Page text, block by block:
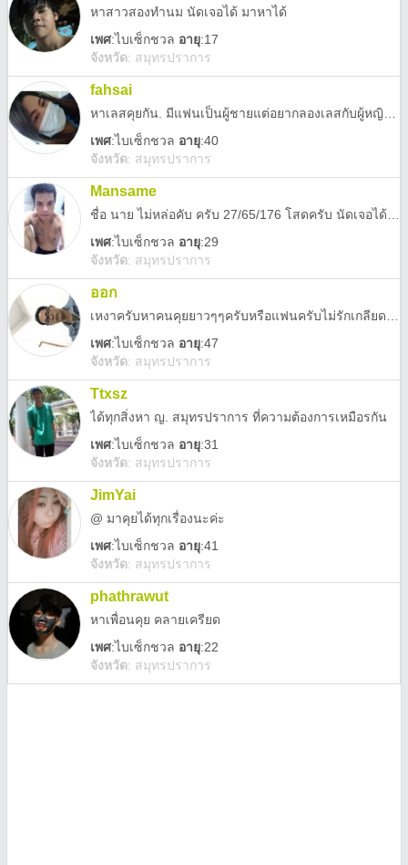
หาสาวสองทำนม นัดเจอได้ มาหาได้
เพศ:ไบเซ็กชวล อายุ:17
จังหวัด: สมุทรปราการ
fahsai
เพศ:ไบเซ็กชวล อายุ:40
จังหวัด: สมุทรปราการ
Mansame
เพศ:ไบเซ็กชวล อายุ:29
จังหวัด: สมุทรปราการ
ออก
เพศ:ไบเซ็กชวล อายุ:47
จังหวัด: สมุทรปราการ
Ttxsz
ได้ทุกสิ่งหา ญ. สมุทรปราการ ที่ความต้องการเหมือรกัน
เพศ:ไบเซ็กชวล อายุ:31
จังหวัด: สมุทรปราการ
JimYai
@ มาคุยได้ทุกเรื่องนะค่ะ
เพศ:ไบเซ็กชวล อายุ:41
จังหวัด: สมุทรปราการ
phathrawut
หาเพื่อนคุย คลายเครียด
เพศ:ไบเซ็กชวล อายุ:22
จังหวัด: สมุทรปราการ